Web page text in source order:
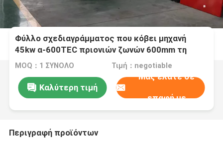
Φύλλο σχεδιαγράμματος που κόβει μηχανή
45kw α-600TEC πριονιών ζωνών 600mm τη
βαρέων καθηκόντων οριζόντια
MOQ：1 ΣΥΝΟΛΟ Τιμή：negotiable
Καλύτερη τιμή
Μας ελάτε σε
επαφή με
Περιγραφή προϊόντων